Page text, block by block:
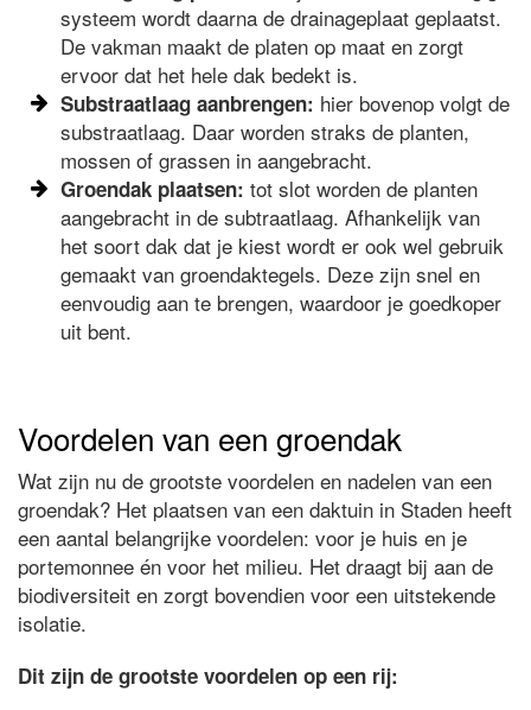
systeem wordt daarna de drainageplaat geplaatst.
De vakman maakt de platen op maat en zorgt
ervoor dat het hele dak bedekt is.
Substraatlaag aanbrengen: hier bovenop volgt de
substraatlaag. Daar worden straks de planten,
mossen of grassen in aangebracht.
Groendak plaatsen: tot slot worden de planten
aangebracht in de subtraatlaag. Afhankelijk van
het soort dak dat je kiest wordt er ook wel gebruik
gemaakt van groendaktegels. Deze zijn snel en
eenvoudig aan te brengen, waardoor je goedkoper
uit bent.
Voordelen van een groendak
Wat zijn nu de grootste voordelen en nadelen van een
groendak? Het plaatsen van een daktuin in Staden heeft
een aantal belangrijke voordelen: voor je huis en je
portemonnee én voor het milieu. Het draagt bij aan de
biodiversiteit en zorgt bovendien voor een uitstekende
isolatie.
Dit zijn de grootste voordelen op een rij: